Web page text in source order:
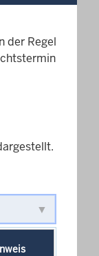
der Regel